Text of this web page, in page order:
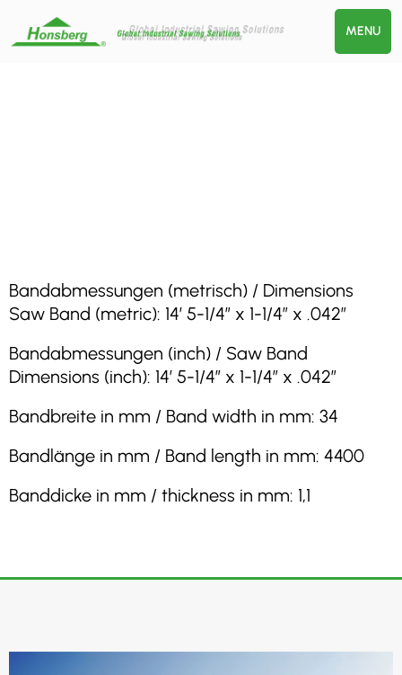
MENU
Bandabmessungen (metrisch) / Dimensions
Saw Band (metric): 14′ 5-1/4″ x 1-1/4″ x .042″
Bandabmessungen (inch) / Saw Band
Dimensions (inch): 14′ 5-1/4″ x 1-1/4″ x .042″
Bandbreite in mm / Band width in mm: 34
Bandlänge in mm / Band length in mm: 4400
Banddicke in mm / thickness in mm: 1,1